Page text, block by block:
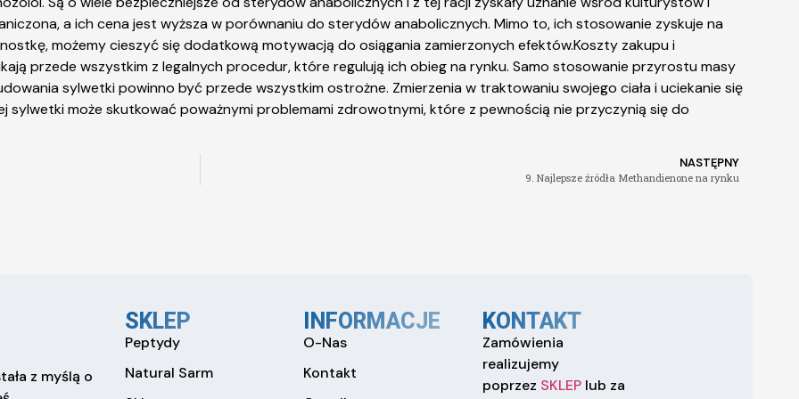
a ich cena jest wyższa w porównaniu do sterydów anabolicznych. Mimo to, ich stosowanie zyskuje na
możemy cieszyć się dodatkową motywacją do osiągania zamierzonych efektów.Koszty zakupu i
przede wszystkim z legalnych procedur, które regulują ich obieg na rynku. Samo stosowanie przyrostu masy
sylwetki powinno być przede wszystkim ostrożne. Zmierzenia w traktowaniu swojego ciała i uciekanie się
może skutkować poważnymi problemami zdrowotnymi, które z pewnością nie przyczynią się do
NASTĘPNY
9. Najlepsze źródła Methandienone na rynku
z myślą o
SKLEP
Peptydy
Natural Sarm
INFORMACJE
O-Nas
Kontakt
KONTAKT
Zamówienia
realizujemy
poprzez SKLEPlub za